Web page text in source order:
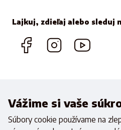
Lajkuj, zdieľaj alebo sleduj
Vážime si vaše
Súbory cookie používame na